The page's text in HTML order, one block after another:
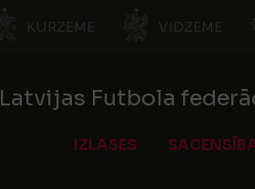
KURZEME VIDZEME
Latvijas Futbola
IZLASES